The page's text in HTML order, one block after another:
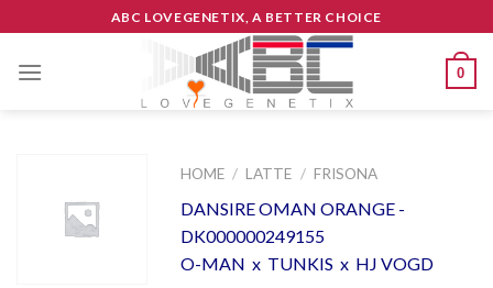
to
content
ABC LOVEGENETIX, A BETTER CHOICE
0
HOME / LATTE / FRISONA
DANSIRE OMAN ORANGE -
DK000000249155
O-MAN x TUNKIS x HJ VOGD